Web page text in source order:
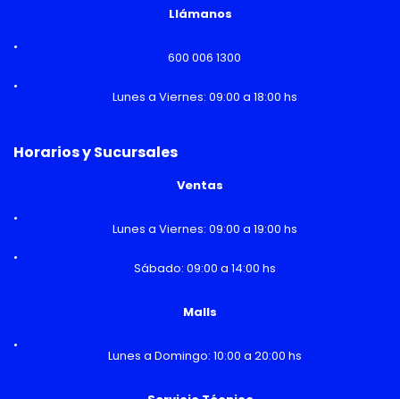
Llámanos
600 006 1300
Lunes a Viernes: 09:00 a 18:00 hs
Horarios y Sucursales
Ventas
Lunes a Viernes: 09:00 a 19:00 hs
Sábado: 09:00 a 14:00 hs
Malls
Lunes a Domingo: 10:00 a 20:00 hs